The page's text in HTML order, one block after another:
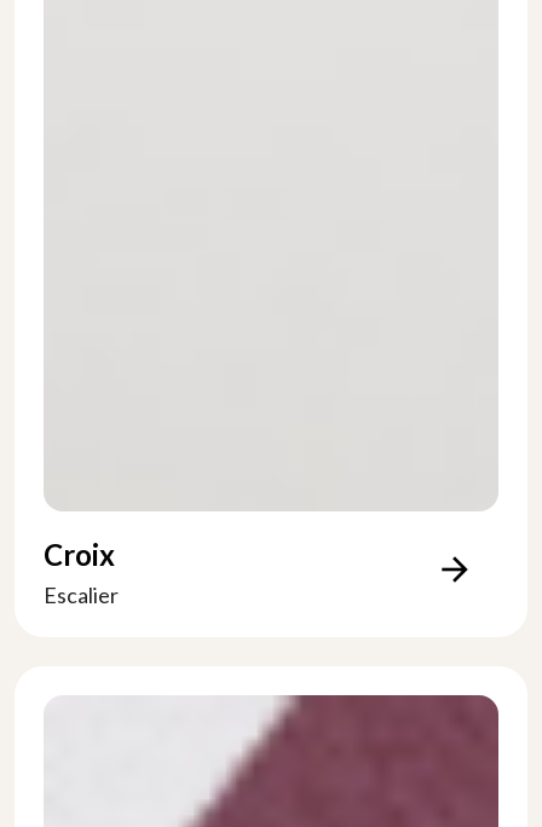
Croix
Escalier
arrow_forward